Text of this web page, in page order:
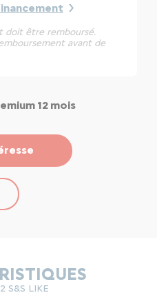
doit être remboursé.
avant de
12 mois
S&S LIKE